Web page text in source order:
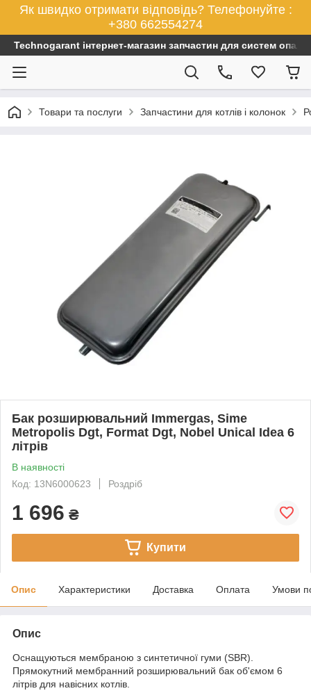
Як швидко отримати відповідь? Телефонуйте :
+380 662554274
Technogarant інтернет-магазин запчастин для систем
Товари та послуги Запчастини для котлів і колонок
Бак розширювальний Immergas, Sime
Metropolis Dgt, Format Dgt, Nobel Unical Idea 6
літрів
В наявності
Код: 13N6000623
Роздріб
1 696 ₴
Купити
Опис Характеристики Доставка Оплата Умови
Опис
Оснащуються мембраною з синтетичної гуми (SBR).
Прямокутний мембранний розширювальний бак об'ємом 6
літрів для навісних котлів.